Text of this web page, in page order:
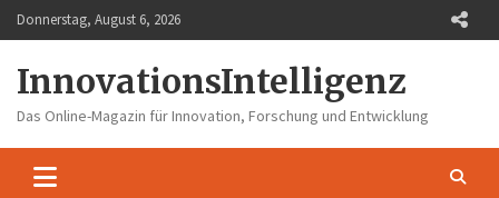
Skip
to
Donnerstag, August 6, 2026
InnovationsIntelligenz
Das Online-Magazin für Innovation, Forschung und Entwicklung